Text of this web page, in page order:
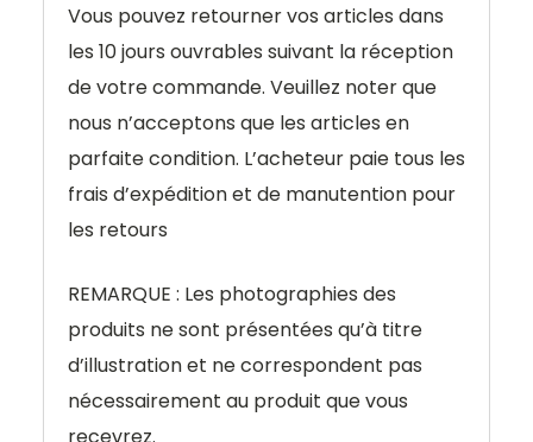
Vous pouvez retourner vos articles dans
les 10 jours ouvrables suivant la réception
de votre commande. Veuillez noter que
nous n’acceptons que les articles en
parfaite condition. L’acheteur paie tous les
frais d’expédition et de manutention pour
les retours
REMARQUE : Les photographies des
produits ne sont présentées qu’à titre
d’illustration et ne correspondent pas
nécessairement au produit que vous
recevrez.